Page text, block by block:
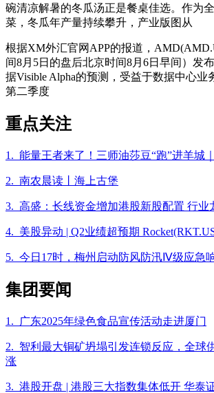
碗清凉解暑的冬瓜汤正是餐桌佳选。作为
菜，冬瓜年产量持续攀升，产业版图从
根据XM外汇官网APP的报道，
间8月5日的盘后北京时间8月6日早间）发
据Visible Alpha的预测，受益于数据中心业
第二季度
重点关注
1. 能量王者来了！三师油莎豆“跑”进羊城
2. 南农晨读丨海上古堡
3. 高盛：长线资金增加港股新股配置 行业
4. 美股异动 | Q2业绩超预期
5. 今日17时，梅州启动防风防汛Ⅳ级应急
集团要闻
1. 广东2025年绿色食品宣传活动走进厦门
2. 智利最大铜矿坍塌引发连锁反应，全球
涨
3. 港股开盘 | 港股三大指数集体低开 华泰